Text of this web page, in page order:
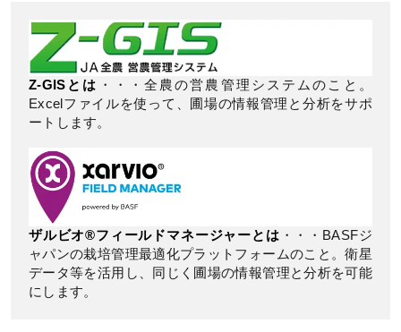
Z-GISとは ・・・全農の営農管理システムのこと。
Excelファイルを使って、圃場の情報管理と分析をサポ
ートします。
ザルビオ®フィールドマネージャーとは ・・・BASFジ
ャパンの栽培管理最適化プラットフォームのこと。衛星
データ等を活用し、同じく圃場の情報管理と分析を可能
にします。